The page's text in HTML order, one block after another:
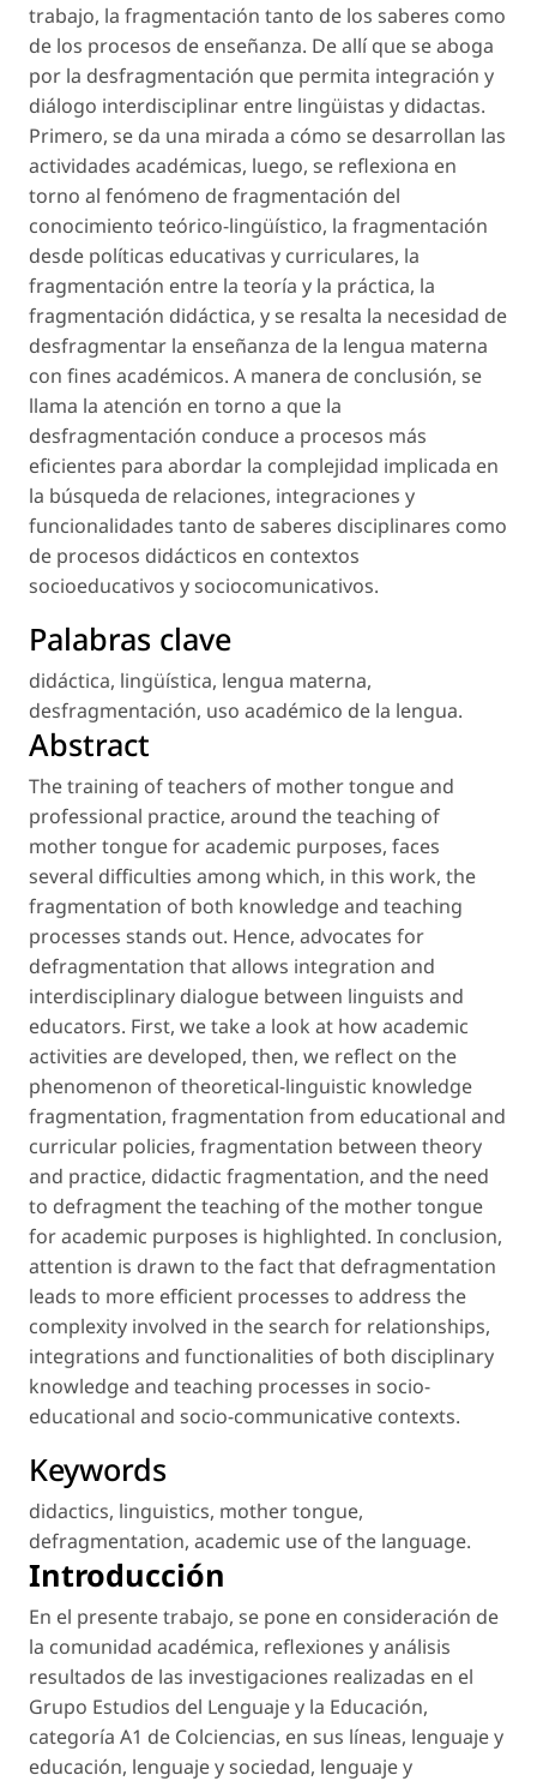
trabajo, la fragmentación tanto de los saberes como
de los procesos de enseñanza. De allí que se aboga
por la desfragmentación que permita integración y
diálogo interdisciplinar entre lingüistas y didactas.
Primero, se da una mirada a cómo se desarrollan las
actividades académicas, luego, se reflexiona en
torno al fenómeno de fragmentación del
conocimiento teórico-lingüístico, la fragmentación
desde políticas educativas y curriculares, la
fragmentación entre la teoría y la práctica, la
fragmentación didáctica, y se resalta la necesidad de
desfragmentar la enseñanza de la lengua materna
con fines académicos. A manera de conclusión, se
llama la atención en torno a que la
desfragmentación conduce a procesos más
eficientes para abordar la complejidad implicada en
la búsqueda de relaciones, integraciones y
funcionalidades tanto de saberes disciplinares como
de procesos didácticos en contextos
socioeducativos y sociocomunicativos.
Palabras clave
didáctica, lingüística, lengua materna,
desfragmentación, uso académico de la lengua.
Abstract
The training of teachers of mother tongue and
professional practice, around the teaching of
mother tongue for academic purposes, faces
several difficulties among which, in this work, the
fragmentation of both knowledge and teaching
processes stands out. Hence, advocates for
defragmentation that allows integration and
interdisciplinary dialogue between linguists and
educators. First, we take a look at how academic
activities are developed, then, we reflect on the
phenomenon of theoretical-linguistic knowledge
fragmentation, fragmentation from educational and
curricular policies, fragmentation between theory
and practice, didactic fragmentation, and the need
to defragment the teaching of the mother tongue
for academic purposes is highlighted. In conclusion,
attention is drawn to the fact that defragmentation
leads to more efficient processes to address the
complexity involved in the search for relationships,
integrations and functionalities of both disciplinary
knowledge and teaching processes in socio-
educational and socio-communicative contexts.
Keywords
didactics, linguistics, mother tongue,
defragmentation, academic use of the language.
Introducción
En el presente trabajo, se pone en consideración de
la comunidad académica, reflexiones y análisis
resultados de las investigaciones realizadas en el
Grupo Estudios del Lenguaje y la Educación,
categoría A1 de Colciencias, en sus líneas, lenguaje y
educación, lenguaje y sociedad, lenguaje y